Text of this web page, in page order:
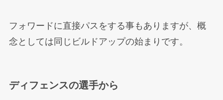
フォワードに直接パスをする事もありますが、概
念としては同じビルドアップの始まりです。
ディフェンスの選手から